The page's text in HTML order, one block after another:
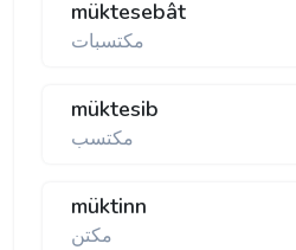
müktesebât
مكتسبات
müktesib
مكتسب
müktinn
مكتن